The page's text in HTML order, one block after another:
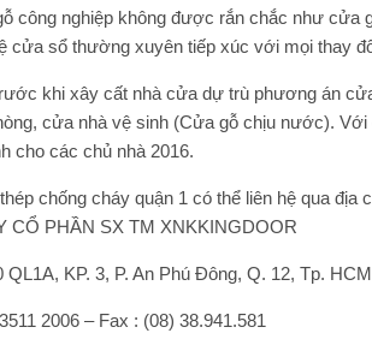
công nghiệp không được rắn chắc như cửa
cửa sổ thường xuyên tiếp xúc với mọi thay
khi xây cất nhà cửa dự trù phương án
cửa nhà vệ sinh (Cửa gỗ chịu nước).
cho các chủ nhà 2016.
chống cháy quận 1 có thể liên hệ qua địa
CỔ PHẦN SX TM XNKKINGDOOR
QL1A, KP. 3, P. An Phú Đông, Q. 12, Tp. HCM
2006 – Fax : (08) 38.941.581